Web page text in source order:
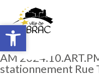
Ouvrir la barre d’outils
AM
stationnement Rue
Ouvrir la barre d’outils